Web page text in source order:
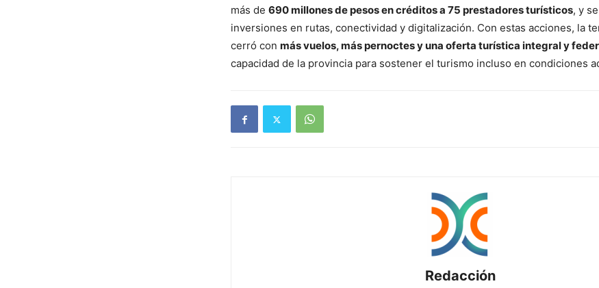
más de 690 millones de pesos en créditos a 75 prestadores turísticos, y
inversiones en rutas, conectividad y digitalización. Con estas acciones, la
cerró con más vuelos, más pernoctes y una oferta turística integral y
capacidad de la provincia para sostener el turismo incluso en condiciones
Redacción